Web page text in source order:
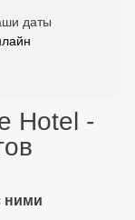
ними
Hotel
Жироны, в центре
отелей